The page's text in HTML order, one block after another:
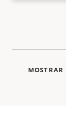
MOSTRAR